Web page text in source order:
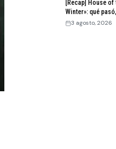
[Recap] House of
Winter»: qué
3 agosto, 2026